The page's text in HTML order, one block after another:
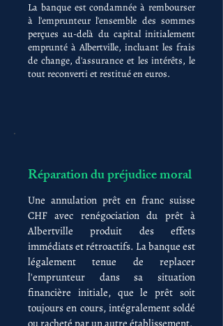
La banque est condamnée à rembourser
à l'emprunteur l'ensemble des sommes
perçues au-delà du capital initialement
emprunté à Albertville, incluant les frais
de change, d'assurance et les intérêts, le
tout reconverti et restitué en euros.
Réparation du préjudice moral
Une annulation prêt en franc suisse
CHF avec renégociation du prêt à
Albertville produit des effets
immédiats et rétroactifs. La banque est
légalement tenue de replacer
l'emprunteur dans sa situation
financière initiale, que le prêt soit
toujours en cours, intégralement soldé
ou racheté par un autre établissement.